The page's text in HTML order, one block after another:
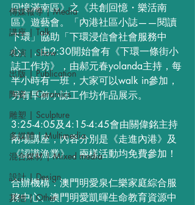
傳媒報導 | Media
講座 | Talk
表演 | Show
出版 | Publication
陶瓷 | Ceramics
雕塑 | Sculpture
多媒體 | Multimedia
混合媒材 | Mixed media
設計 | Design
其他 | Other
回憶滿南區》之《共創回憶・樂活南
區》遊藝會。「內港社區小誌——閱讀
下環」協助「下環浸信會社會服務中
心」，由2:30開始會有《下環一條街小
誌工作坊》，由郝元春yolanda主持，每
半小時有一班，大家可以walk in參加，
另有早前小誌工作坊作品展示。
3:25-4:05及4:15-4:45會由關偉銘主持
兩場講座，內容分別是《走進內港》及
《認識漁業》，兩樣活動均免費參加！
合辦機構：澳門明愛泉仁樂家庭綜合服
務中心、澳門明愛凱暉生命教育資源中